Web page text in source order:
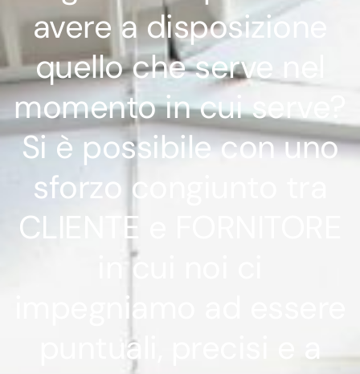
avere a disposizione
quello che serve nel
momento in cui serve?
Si è possibile con uno
sforzo congiunto tra
CLIENTE e FORNITORE
in cui noi ci
impegniamo ad essere
puntuali, precisi e a